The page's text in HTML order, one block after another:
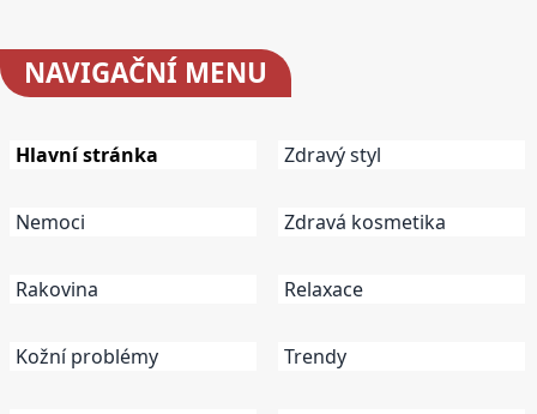
NAVIGAČNÍ MENU
Hlavní stránka
Nemoci
Rakovina
Kožní problémy
Zdravý styl
Zdravá kosmetika
Relaxace
Trendy